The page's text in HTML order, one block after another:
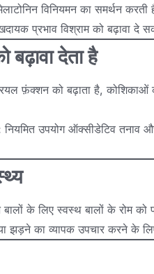
विनियमन का समर्थन
प्रभाव विश्राम को बढ़ावा
देता है
फ़ंक्शन को बढ़ाता है,
नियमित उपयोग ऑक्सीडेटिव तनाव
के लिए स्वस्थ बालों के रोम को
झड़ने का व्यापक उपचार करने के